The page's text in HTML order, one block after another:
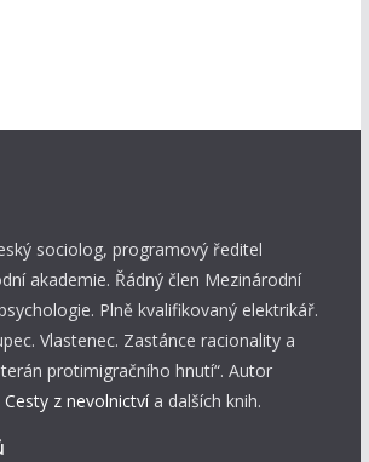
sociolog, programový ředitel
akademie. Řádný člen Mezinárodní
Plně kvalifikovaný elektrikář.
Vlastenec. Zastánce racionality a
protimigračního hnutí“. Autor
Cesty z nevolnictví a dalších knih.